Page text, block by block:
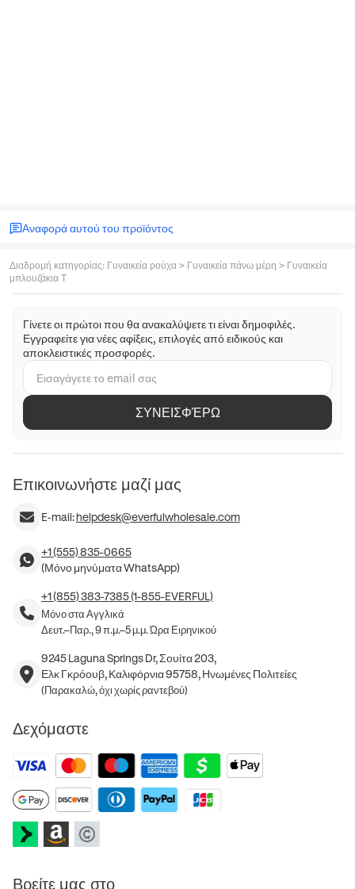
Αναφορά αυτού του προϊόντος
Διαδρομή κατηγορίας: Γυναικεία ρούχα > Γυναικεία πάνω μέρη > Γυναικεία
μπλουζάκια T
Γίνετε οι πρώτοι που θα ανακαλύψετε τι είναι δημοφιλές.
Εγγραφείτε για νέες αφίξεις, επιλογές από ειδικούς και
αποκλειστικές προσφορές.
ΣΥΝΕΙΣΦΈΡΩ
Επικοινωνήστε μαζί μας
E-mail:helpdesk@everfulwholesale.com
+1 (555) 835-0665
(Μόνο μηνύματα WhatsApp)
+1 (855) 383-7385 (1-855-EVERFUL)
Μόνο στα Αγγλικά
Δευτ.–Παρ., 9 π.μ.–5 μ.μ. Ώρα Ειρηνικού
9245 Laguna Springs Dr, Σουίτα 203,
Ελκ Γκρόουβ, Καλιφόρνια 95758, Ηνωμένες Πολιτείες
(Παρακαλώ, όχι χωρίς ραντεβού)
Δεχόμαστε
Βρείτε μας στο